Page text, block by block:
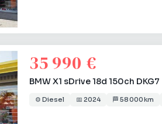
35 990 €
BMW X1 sDrive 18d 150ch DKG7
⚙️ Diesel 📅 2024 🏁 58 000 km